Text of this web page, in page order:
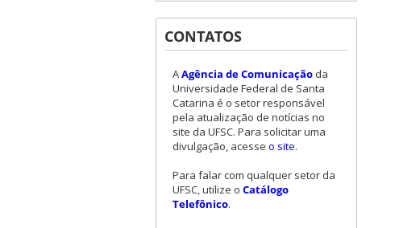
CONTATOS
AAgência de Comunicação da
Universidade Federal de Santa
Catarina é o setor responsável
pela atualização de notícias no
site da UFSC. Para solicitar uma
divulgação, acesse o site.
Para falar com qualquer setor da
UFSC, utilize o Catálogo
Telefônico.